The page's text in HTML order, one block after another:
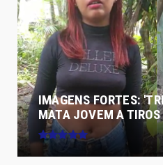
IMAGENS FORTES:
MATA JOVEM A